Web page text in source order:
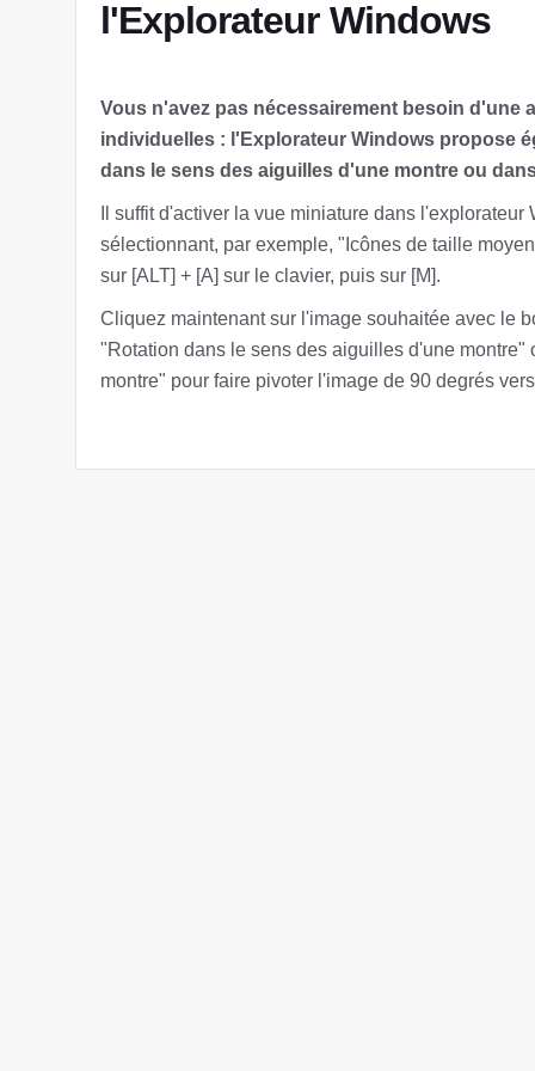
l'Explorateur Windows
Vous n'avez pas nécessairement besoin
individuelles : l'Explorateur Windows propose
dans le sens des aiguilles d'une montre ou
Il suffit d'activer la vue miniature dans
sélectionnant, par exemple, "Icônes de taille
sur [ALT] + [A] sur le clavier, puis sur [M].
Cliquez maintenant sur l'image souhaitée avec le
"Rotation dans le sens des aiguilles d'une
montre" pour faire pivoter l'image de 90 degrés